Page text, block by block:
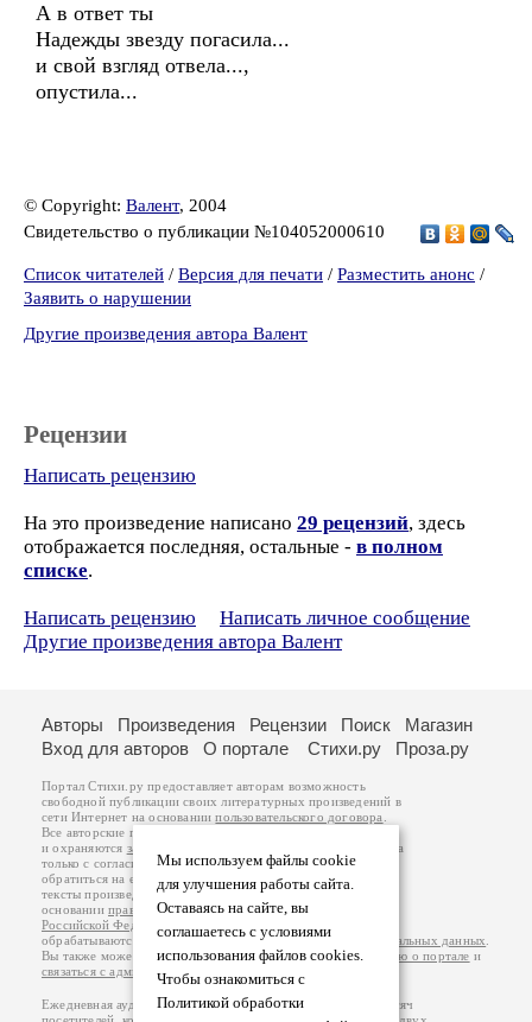
А в ответ ты
Надежды звезду погасила...
и свой взгляд отвела...,
опустила...
© Copyright: Валент, 2004
Свидетельство о публикации №104052000610
Список читателей / Версия для печати / Разместить анонс /
Заявить о нарушении
Другие произведения автора Валент
Рецензии
Написать рецензию
На это произведение написано 29 рецензий, здесь
отображается последняя, остальные - в полном
списке.
Написать рецензию
Написать личное сообщение
Другие произведения автора Валент
Мы используем файлы cookie
для улучшения работы сайта.
Оставаясь на сайте, вы
соглашаетесь с условиями
использования файлов cookies.
Чтобы ознакомиться с
Политикой обработки
Авторы Произведения Рецензии Поиск
Магазин
Вход для авторов
О портале Стихи.ру Проза.ру
Портал Стихи.ру предоставляет авторам возможность
свободной публикации своих литературных произведений в
сети Интернет на основаниипользовательского договора
Все авторские права на произведения принадлежат авторам
и охраняются законом
. Перепечатка произведений возможна
только с согласия его автора, к которому вы можете
обратиться на его авторской странице. Ответственность за
тексты произведений авторы несут самостоятельно на
основанииправил публикацииизаконодательства
Российской Федерации
обрабатываются на основанииПолитики обработки персональных данных
Вы также можете посмотреть более подробнуюинформацию о портале и
связаться с администрацией
Ежедневная аудитория портала Стихи.ру – порядка 200 тысяч